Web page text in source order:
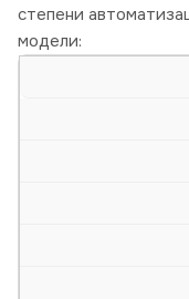
степени
модели: